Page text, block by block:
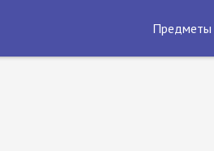
Предметы